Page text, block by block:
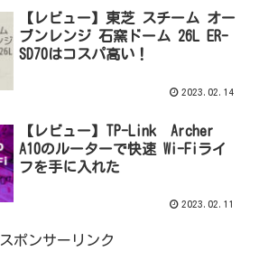
【レビュー】東芝 スチーム オー
ブンレンジ 石窯ドーム 26L ER-
SD70はコスパ高い！
2023.02.14
【レビュー】TP-Link Archer
A10のルーターで快速 Wi-Fiライ
フを手に入れた
2023.02.11
スポンサーリンク